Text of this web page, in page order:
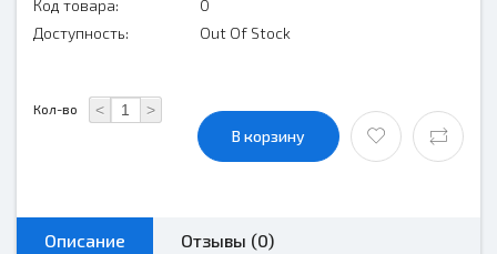
Код товара:
0
Доступность:
Out Of Stock
Кол-во < >
В корзину
Описание Отзывы (0)